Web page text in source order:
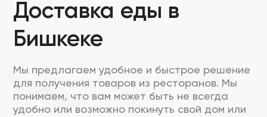
Доставка еды в
Бишкеке
Мы предлагаем удобное и быстрое решение
для получения товаров из ресторанов. Мы
понимаем, что вам может быть не всегда
удобно или возможно покинуть свой дом или